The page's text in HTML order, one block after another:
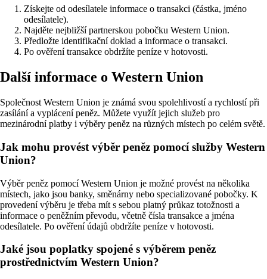
Získejte od odesílatele informace o transakci (částka, jméno
odesílatele).
Najděte nejbližší partnerskou pobočku Western Union.
Předložte identifikační doklad a informace o transakci.
Po ověření transakce obdržíte peníze v hotovosti.
Další informace o Western Union
Společnost Western Union je známá svou spolehlivostí a rychlostí při
zasílání a vyplácení peněz. Můžete využít jejich služeb pro
mezinárodní platby i výběry peněz na různých místech po celém světě.
Jak mohu provést výběr peněz pomocí služby Western
Union?
Výběr peněz pomocí Western Union je možné provést na několika
místech, jako jsou banky, směnárny nebo specializované pobočky. K
provedení výběru je třeba mít s sebou platný průkaz totožnosti a
informace o peněžním převodu, včetně čísla transakce a jména
odesílatele. Po ověření údajů obdržíte peníze v hotovosti.
Jaké jsou poplatky spojené s výběrem peněz
prostřednictvím Western Union?